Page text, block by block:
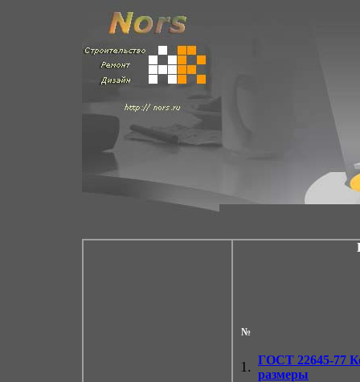
№
1. ГОСТ 22645-77
размеры